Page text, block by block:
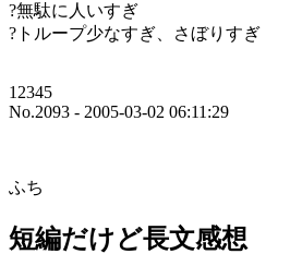
?無駄に人いすぎ
?トループ少なすぎ、さぼりすぎ
12345
No.2093 - 2005-03-02 06:11:29
ふち
短編だけど長文感想